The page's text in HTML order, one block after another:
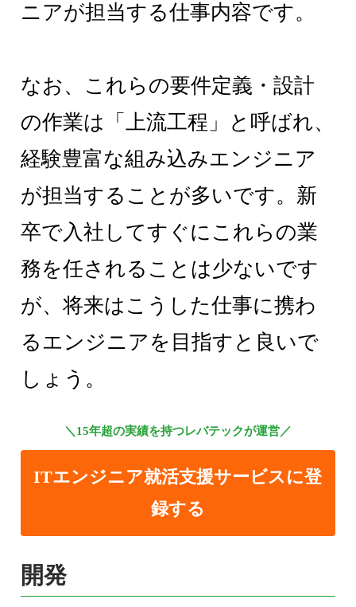
ニアが担当する仕事内容です。
なお、これらの要件定義・設計
の作業は「上流工程」と呼ばれ、
経験豊富な組み込みエンジニア
が担当することが多いです。新
卒で入社してすぐにこれらの業
務を任されることは少ないです
が、将来はこうした仕事に携わ
るエンジニアを目指すと良いで
しょう。
＼15年超の実績を持つレバテックが運営／
ITエンジニア就活支援サービスに登
録する
開発